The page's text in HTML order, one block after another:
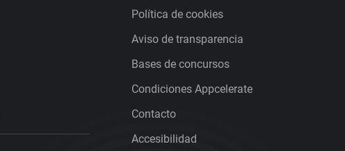
Política de cookies
Aviso de transparencia
Bases de concursos
Condiciones Appcelerate
Contacto
Accesibilidad